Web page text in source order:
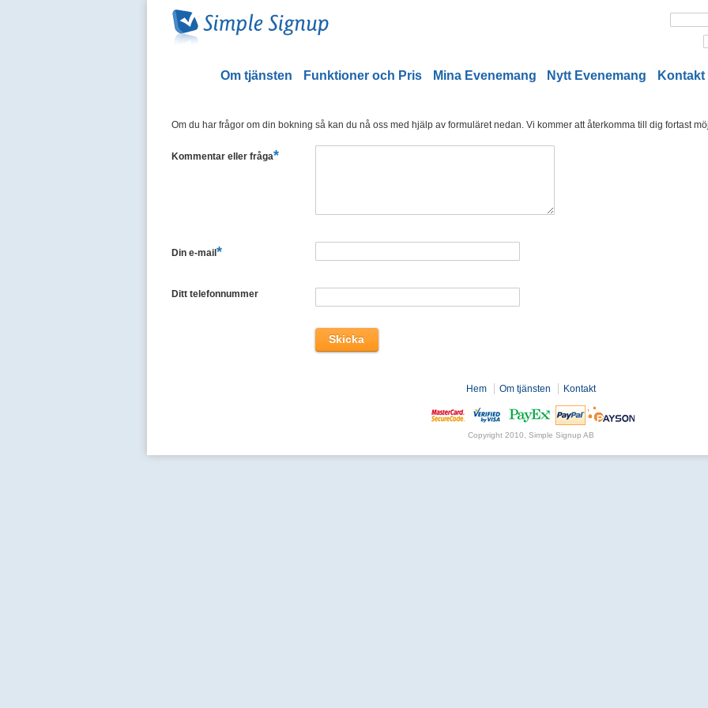
Om tjänsten Funktioner och Pris Mina Evenemang Nytt Evenemang Kontakt
Om du har frågor om din bokning så kan du nå oss med hjälp av formuläret nedan. Vi kommer att återkomma till dig fortast
Kommentar eller fråga*
Din e-mail*
Ditt telefonnummer
Hem Om tjänsten Kontakt
Copyright 2010, Simple Signup AB